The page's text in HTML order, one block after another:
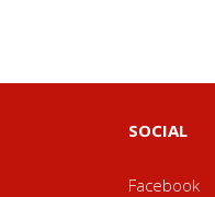
SOCIAL
Facebook